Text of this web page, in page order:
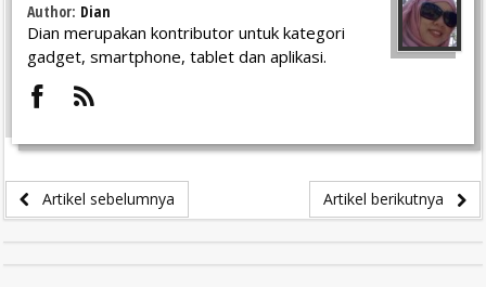
Author: Dian
Dian merupakan kontributor untuk kategori
gadget, smartphone, tablet dan aplikasi.
Artikel sebelumnya Artikel berikutnya